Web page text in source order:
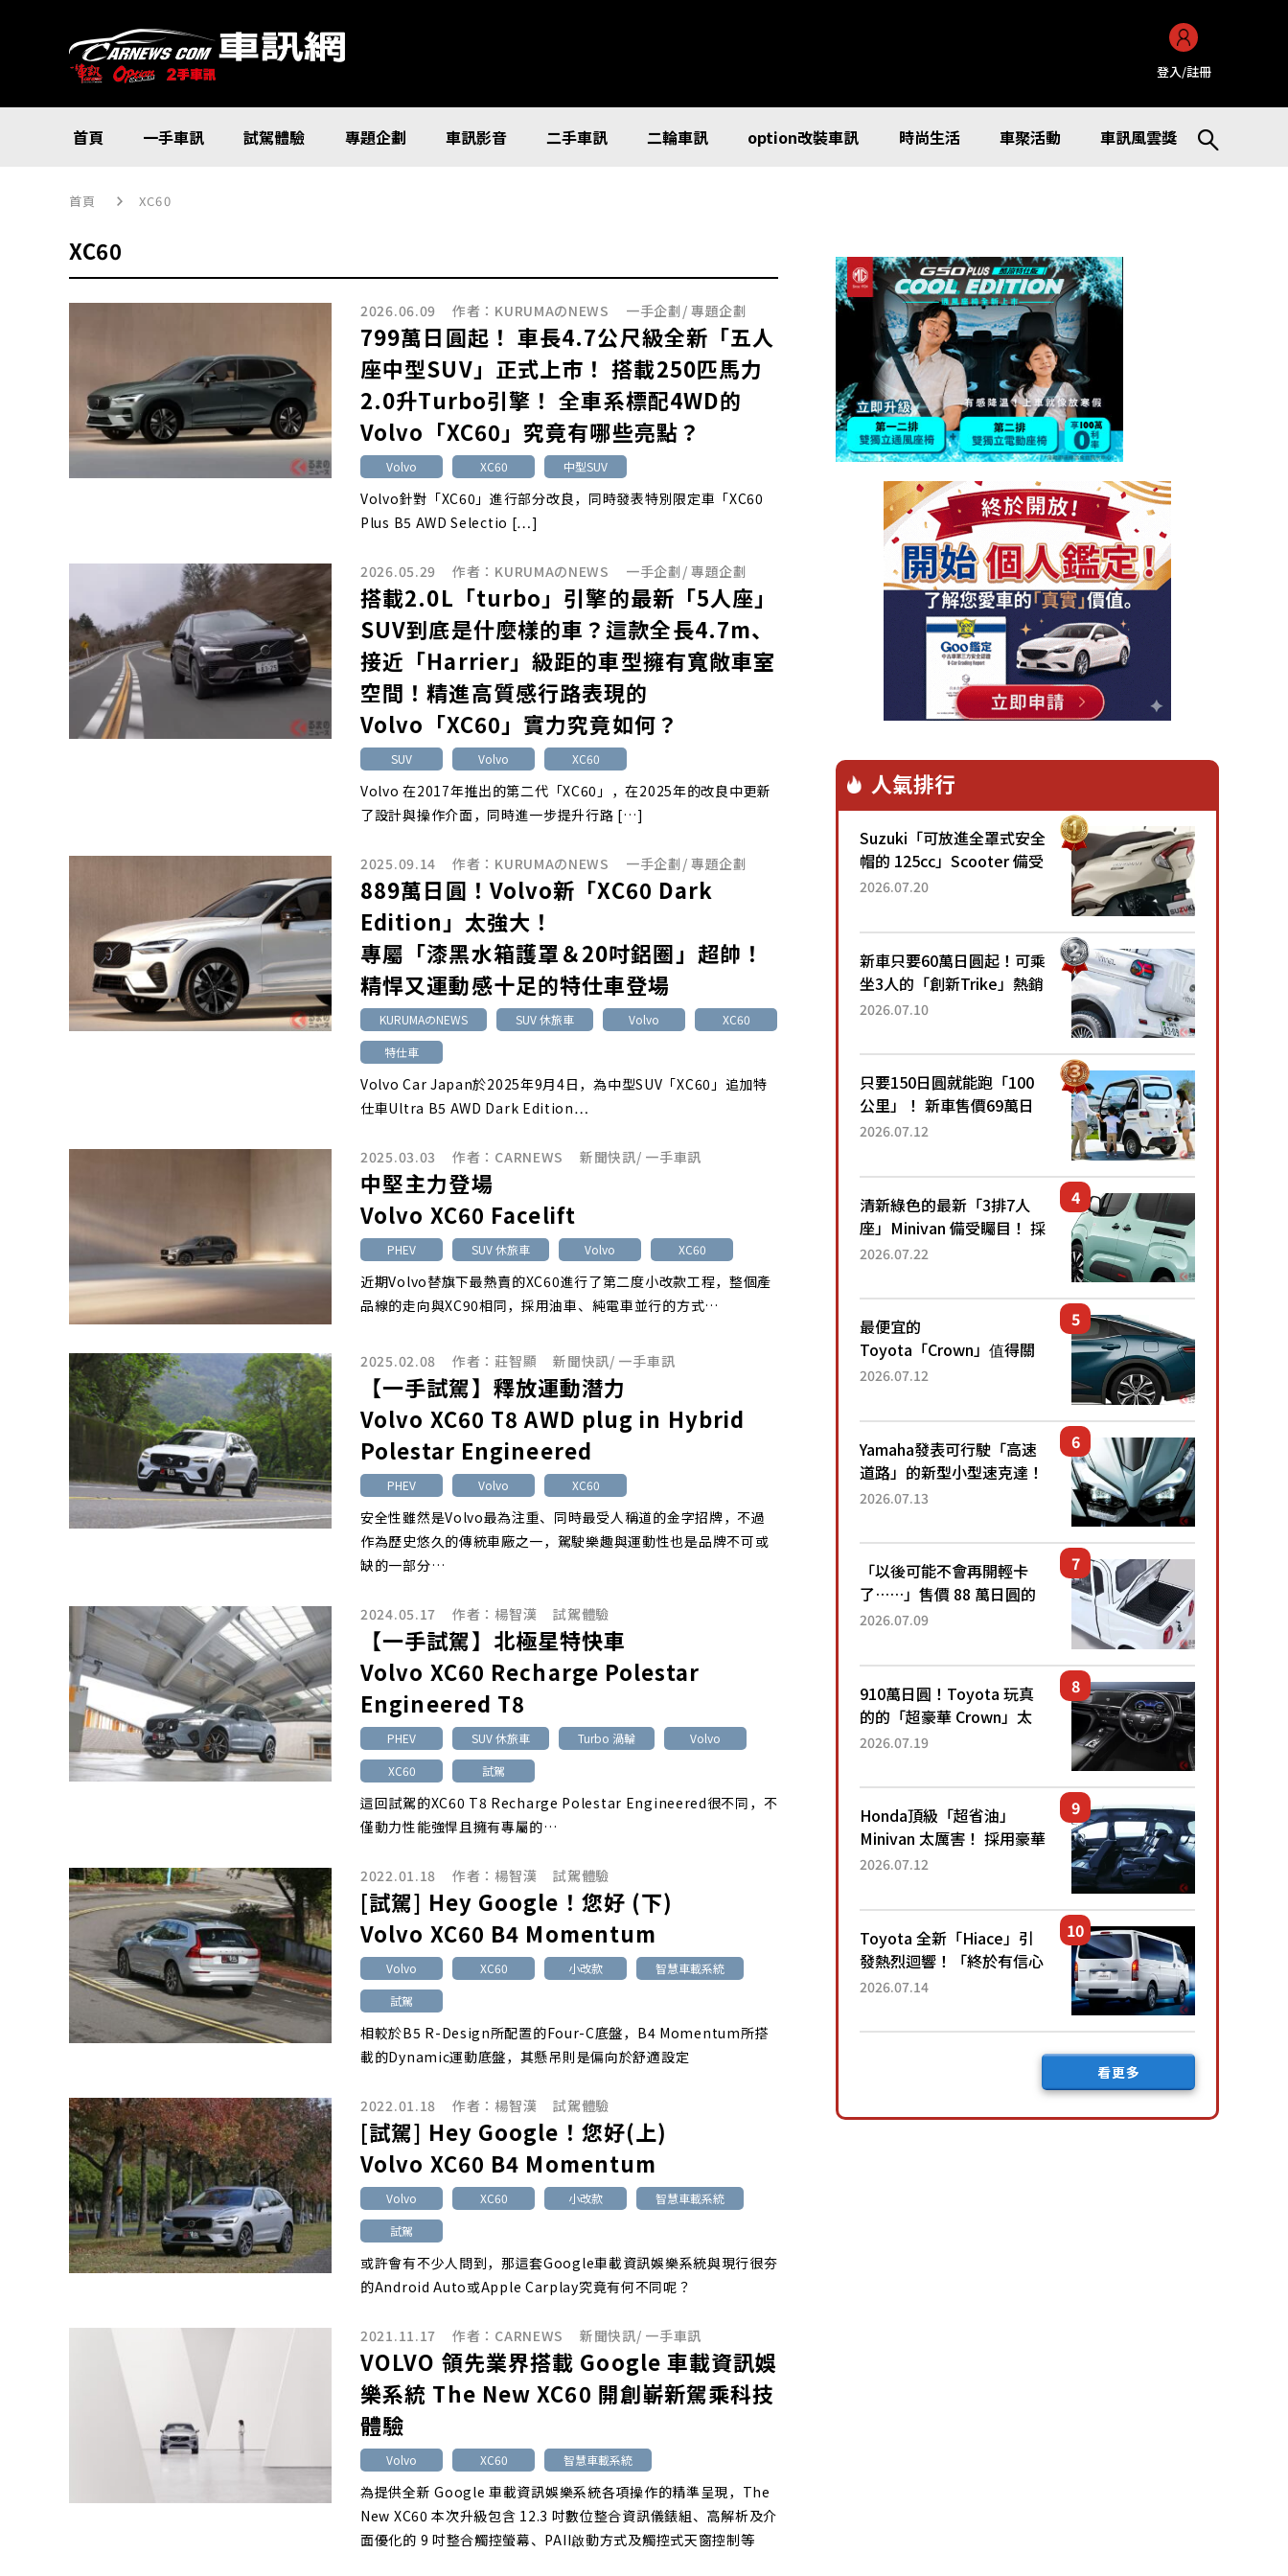
登入/註冊
首頁 一手車訊 試駕體驗 專題企劃 車訊影音 二手車訊 二輪車訊 option改裝車訊 時尚生活 車聚活動 車訊風雲獎
首頁 XC60
XC60
2026.06.09 作者： KURUMAのNEWS 一手企劃 /專題企劃
799萬日圓起！ 車長4.7公尺級全新「五人
座中型SUV」正式上市！ 搭載250匹馬力
2.0升Turbo引擎！ 全車系標配4WD的
Volvo「XC60」究竟有哪些亮點？
Volvo XC60 中型SUV
Volvo針對「XC60」進行部分改良，同時發表特別限定車「XC60
Plus B5 AWD Selectio […]
2026.05.29 作者： KURUMAのNEWS 一手企劃 /專題企劃
搭載2.0L「turbo」引擎的最新「5人座」
SUV到底是什麼樣的車？這款全長4.7m、
接近「Harrier」級距的車型擁有寬敞車室
空間！精進高質感行路表現的
Volvo「XC60」實力究竟如何？
SUV Volvo XC60
Volvo 在2017年推出的第二代「XC60」，在2025年的改良中更新
了設計與操作介面，同時進一步提升行路 […]
2025.09.14 作者： KURUMAのNEWS 一手企劃 /專題企劃
889萬日圓！Volvo新「XC60 Dark
Edition」太強大！
專屬「漆黑水箱護罩＆20吋鋁圈」超帥！
精悍又運動感十足的特仕車登場
KURUMAのNEWS SUV 休旅車 Volvo
XC60
特仕車
Volvo Car Japan於2025年9月4日，為中型SUV「XC60」追加特
仕車Ultra B5 AWD Dark Edition…
2025.03.03 作者： CARNEWS 新聞快訊/ 一手車訊
中堅主力登場
Volvo XC60 Facelift
PHEV SUV 休旅車 Volvo XC60
近期Volvo替旗下最熱賣的XC60進行了第二度小改款工程，整個產
品線的走向與XC90相同，採用油車、純電車並行的方式…
2025.02.08 作者：莊智顯 新聞快訊/ 一手車訊
【一手試駕】釋放運動潛力
Volvo XC60 T8 AWD plug in Hybrid
Polestar Engineered
PHEV Volvo XC60
安全性雖然是Volvo最為注重、同時最受人稱道的金字招牌，不過
作為歷史悠久的傳統車廠之一，駕駛樂趣與運動性也是品牌不可或
缺的一部分…
2024.05.17 作者：楊智漢 試駕體驗
【一手試駕】北極星特快車
Volvo XC60 Recharge Polestar
Engineered T8
PHEV SUV 休旅車 Turbo 渦輪
Volvo
XC60
試駕
這回試駕的XC60 T8 Recharge Polestar Engineered很不同，不
僅動力性能強悍且擁有專屬的…
2022.01.18 作者：楊智漢 試駕體驗
[試駕] Hey Google！您好 (下)
Volvo XC60 B4 Momentum
Volvo XC60 小改款
智慧車載系統
試駕
相較於B5 R-Design所配置的Four-C底盤，B4 Momentum所搭
載的Dynamic運動底盤，其懸吊則是偏向於舒適設定
2022.01.18 作者：楊智漢 試駕體驗
[試駕] Hey Google！您好(上)
Volvo XC60 B4 Momentum
Volvo XC60 小改款
智慧車載系統
試駕
或許會有不少人問到，那這套Google車載資訊娛樂系統與現行很夯
的Android Auto或Apple Carplay究竟有何不同呢？
2021.11.17 作者： CARNEWS 新聞快訊/ 一手車訊
VOLVO 領先業界搭載 Google 車載資訊娛
樂系統 The New XC60 開創嶄新駕乘科技
體驗
Volvo XC60 智慧車載系統
為提供全新 Google 車載資訊娛樂系統各項操作的精準呈現，The
New XC60 本次升級包含 12.3 吋數位整合資訊儀錶組、高解析及介
面優化的 9 吋整合觸控螢幕、PAII啟動方式及觸控式天窗控制等
人氣排行
Suzuki「可放進全罩式安全
帽的 125cc」Scooter 備受
矚目！採用全新流線設計與
已陸續開始出口的新款
「B...
2026.07.20
新車只要60萬日圓起！可乘
坐3人的「創新Trike」熱銷
大賣成為人氣車款！「養車
日圓就能跑100公里」「小
朋友坐得...
2026.07.10
只要150日圓就能跑「100
公里」！ 新車售價69萬日
圓的「3人座」Trike大受歡
為何能迅速熱賣？
2026.07.12
清新綠色的最新「3排7人
座」Minivan 備受矚目！ 採
用全長4.7公尺剛剛好的車
還推出467萬元日圓起的5
人座版...
2026.07.22
最便宜的
Toyota「Crown」值得關
注！ 搭載4WD、每公升
眼！ 配備豐富、超越售價
水準，堪稱高CP值代表的
「...
2026.07.12
Yamaha發表可行駛「高速
道路」的新型小型速克達！
搭載能享受超強勁「渦輪
高階「Super Sport」車款
相同的...
2026.07.13
「以後可能不會再開輕卡
了……」售價 88 萬日圓的
「超迷你輕型貨車」引發兩
100 公里！」「免驗車真的
太棒了！...
2026.07.09
910萬日圓！Toyota 玩真
的的「超豪華 Crown」太
厲害了！採用由「匠人技
運動化「底盤設定」！還配
備專屬豪華...
2026.07.19
Honda頂級「超省油」
Minivan 太厲害！ 採用豪華
「真皮座椅」與專屬「黑色
公里，兼具優異節能表現與
舒適「三...
2026.07.12
Toyota 全新「Hiace」引
發熱烈迴響！「終於有信心
下訂了！」「哪個等級交車
後竟然還要等「超過半年」
2026.07.14
看更多